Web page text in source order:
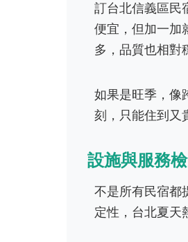
訂台北信義區民
便宜，但加一加
多，品質也相對
如果是旺季，像
刻，只能住到又
設施與服務
不是所有民宿都
定性，台北夏天